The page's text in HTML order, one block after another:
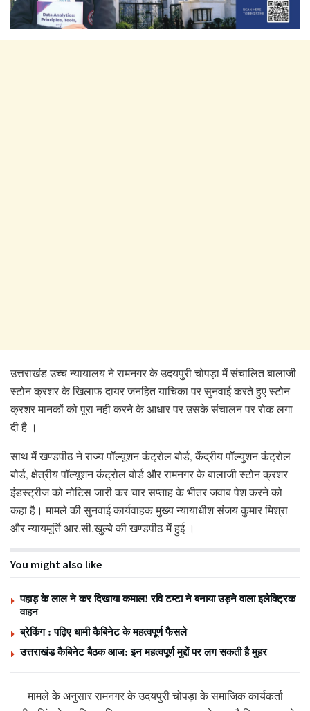
उत्तराखंड उच्च न्यायालय ने रामनगर के उदयपुरी चोपड़ा में संचालित बालाजी
स्टोन क्रशर के खिलाफ दायर जनहित याचिका पर सुनवाई करते हुए स्टोन
क्रशर मानकों को पूरा नही करने के आधार पर उसके संचालन पर रोक लगा
दी है ।
साथ में खण्डपीठ ने राज्य पॉल्यूशन कंट्रोल बोर्ड, केंद्रीय पॉल्युशन कंट्रोल
बोर्ड, क्षेत्रीय पॉल्यूशन कंट्रोल बोर्ड और रामनगर के बालाजी स्टोन क्रशर
इंडस्ट्रीज को नोटिस जारी कर चार सप्ताह के भीतर जवाब पेश करने को
कहा है। मामले की सुनवाई कार्यवाहक मुख्य न्यायाधीश संजय कुमार मिश्रा
और न्यायमूर्ति आर.सी.खुल्बे की खण्डपीठ में हुई ।
You might also like
पहाड़ के लाल ने कर दिखाया कमाल! रवि टम्टा ने बनाया उड़ने वाला इलेक्ट्रिक
वाहन
ब्रेकिंग : पढ़िए धामी कैबिनेट के महत्वपूर्ण फैसले
उत्तराखंड कैबिनेट बैठक आज: इन महत्वपूर्ण मुद्दों पर लग सकती है मुहर
मामले के अनुसार रामनगर के उदयपुरी चोपड़ा के समाजिक कार्यकर्ता